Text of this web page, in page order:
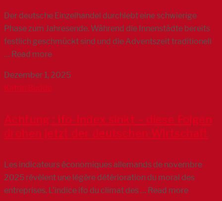
Der deutsche Einzelhandel durchlebt eine schwierige
Phase zum Jahresende. Während die Innenstädte bereits
festlich geschmückt sind und die Adventszeit traditionell
… Read more
Dezember 1, 2025
Katrin Budde
Achtung : Ifo-Index sinkt – diese Folgen
drohen jetzt der deutschen Wirtschaft
Les indicateurs économiques allemands de novembre
2025 révèlent une légère détérioration du moral des
entreprises. L’indice ifo du climat des … Read more